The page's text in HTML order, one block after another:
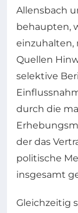
Allensbach
behaupten,
einzuhalten,
Quellen
selektive
durch die
der das
politische
insgesamt
Gleichzeitig